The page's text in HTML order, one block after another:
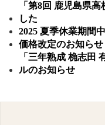
「第8回 鹿児島県
した
2025 夏季休業期間
価格改定のお知らせ
「三年熟成 桷志田
ルのお知らせ